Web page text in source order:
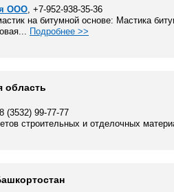
ООО, +7-952-938-35-36
на битумной основе: Мастика
Подробнее >>
область
(3532) 99-77-77
строительных и отделочных